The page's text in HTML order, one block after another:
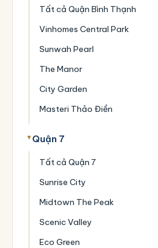
Tất cả Quận Bình Thạnh
Vinhomes Central Park
Sunwah Pearl
The Manor
City Garden
Masteri Thảo Điền
Quận 7
Tất cả Quận 7
Sunrise City
Midtown The Peak
Scenic Valley
Eco Green